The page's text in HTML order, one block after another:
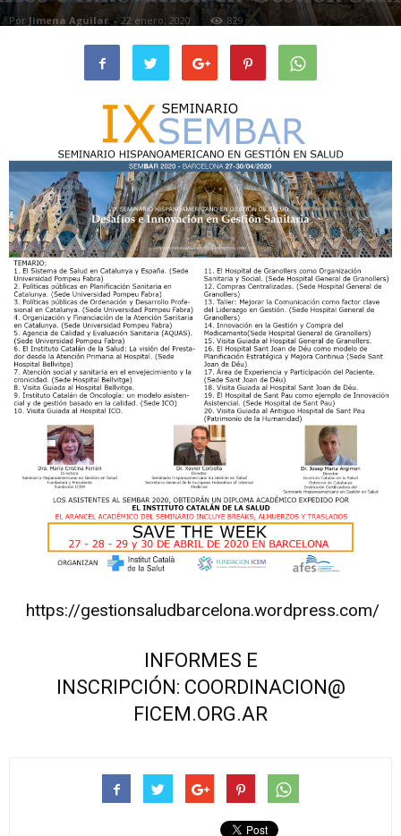
Por Jimena Aguilar - 22 enero, 2020 829
https://gestionsaludbarcelona.wordpress.com/
INFORMES E
INSCRIPCIÓN: COORDINACION@
FICEM.ORG.AR